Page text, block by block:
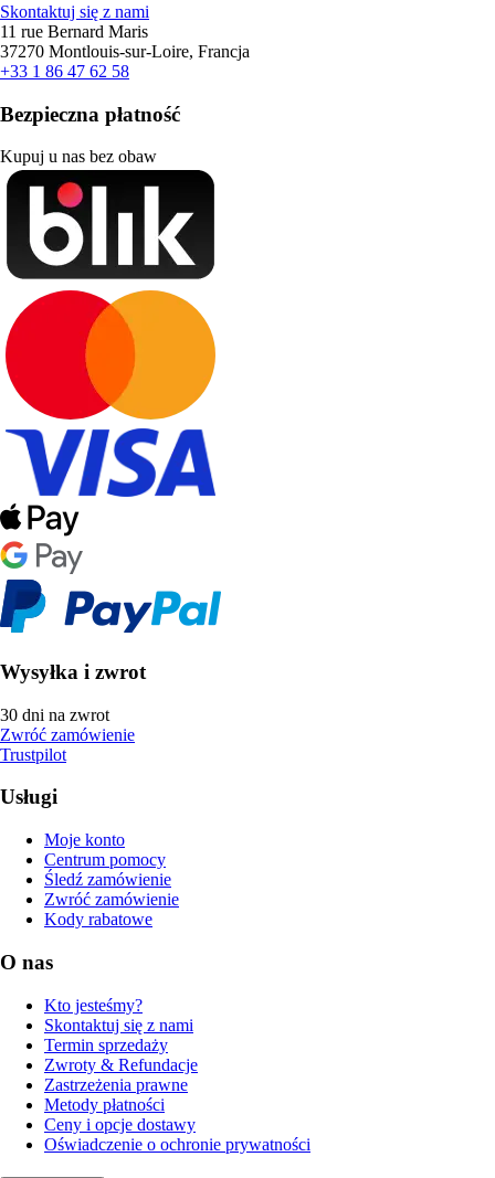
Skontaktuj się z nami
11 rue Bernard Maris
37270 Montlouis-sur-Loire, Francja
+33 1 86 47 62 58
Bezpieczna płatność
Kupuj u nas bez obaw
Wysyłka i zwrot
30 dni na zwrot
Zwróć zamówienie
Trustpilot
Usługi
Moje konto
Centrum pomocy
Śledź zamówienie
Zwróć zamówienie
Kody rabatowe
O nas
Kto jesteśmy?
Skontaktuj się z nami
Termin sprzedaży
Zwroty & Refundacje
Zastrzeżenia prawne
Metody płatności
Ceny i opcje dostawy
Oświadczenie o ochronie prywatności